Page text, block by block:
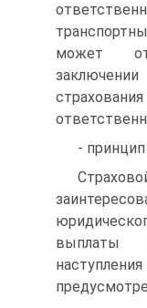
может
- принцип
выплаты